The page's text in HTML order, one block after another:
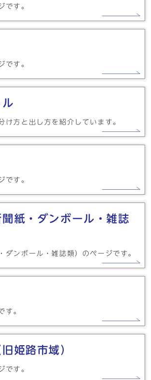
です。
です。
け方と出し方を紹介しています。
です。
紙・ダンボール・雑誌
ダンボール・雑誌類）のページです。
す。
姫路市域）
です。